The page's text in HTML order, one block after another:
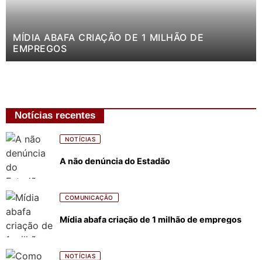
MÍDIA ABAFA CRIAÇÃO DE 1 MILHÃO DE
EMPREGOS
Notícias recentes
NOTÍCIAS
A não denúncia do Estadão
COMUNICAÇÃO
Mídia abafa criação de 1 milhão de empregos
NOTÍCIAS